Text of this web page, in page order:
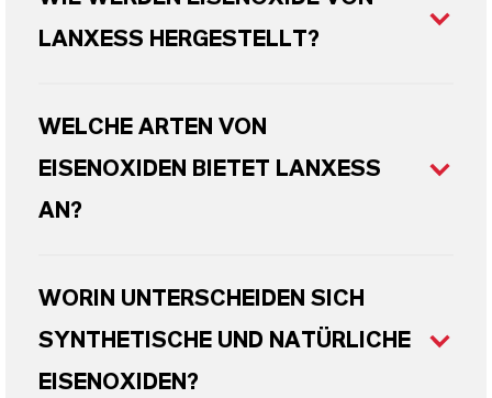
LANXESS HERGESTELLT?
WELCHE ARTEN VON
EISENOXIDEN BIETET LANXESS
AN?
WORIN UNTERSCHEIDEN SICH
SYNTHETISCHE UND NATÜRLICHE
EISENOXIDEN?